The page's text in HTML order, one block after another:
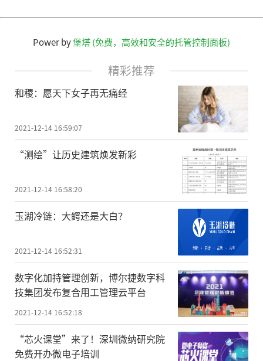
Power by堡塔 (免费，高效和安全的托管控制面板)
精彩推荐
和稷：愿天下女子再无痛经
2021-12-14 16:59:07
“测绘”让历史建筑焕发新彩
2021-12-14 16:58:20
玉湖冷链：大鳄还是大白？
2021-12-14 16:52:31
数字化加持管理创新，博尔捷数字科
技集团发布复合用工管理云平台
2021-12-14 16:52:18
“芯火课堂”来了！深圳微纳研究院
免费开办微电子培训